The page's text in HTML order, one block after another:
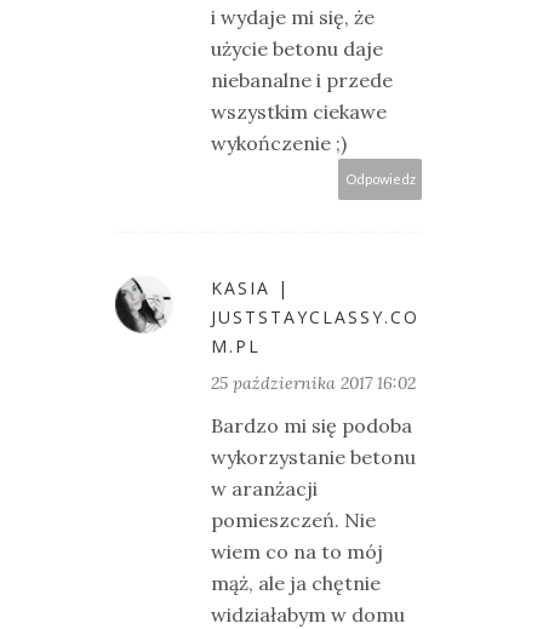
i wydaje mi się, że
użycie betonu daje
niebanalne i przede
wszystkim ciekawe
wykończenie ;)
Odpowiedz
KASIA |
JUSTSTAYCLASSY.CO
M.PL
25 października 2017 16:02
Bardzo mi się podoba
wykorzystanie betonu
w aranżacji
pomieszczeń. Nie
wiem co na to mój
mąż, ale ja chętnie
widziałabym w domu